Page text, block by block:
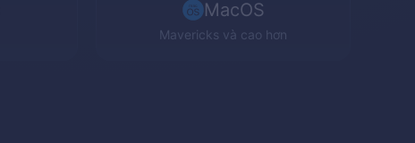
MacOS
Mavericks và cao hơn